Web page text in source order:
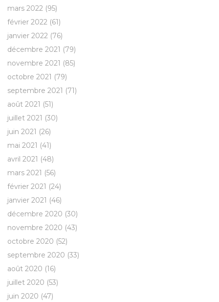
mars 2022 (95)
février 2022 (61)
janvier 2022 (76)
décembre 2021 (79)
novembre 2021 (85)
octobre 2021 (79)
septembre 2021 (71)
août 2021 (51)
juillet 2021 (30)
juin 2021 (26)
mai 2021 (41)
avril 2021 (48)
mars 2021 (56)
février 2021 (24)
janvier 2021 (46)
décembre 2020 (30)
novembre 2020 (43)
octobre 2020 (52)
septembre 2020 (33)
août 2020 (16)
juillet 2020 (53)
juin 2020 (47)